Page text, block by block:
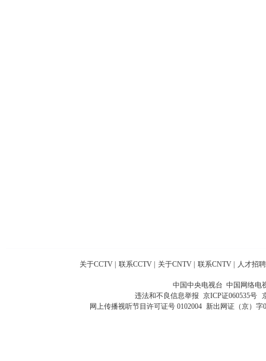
关于CCTV 联系CCTV 关于CNTV 联系CNTV 人才招聘
中国中央电视台 中国网络电
违法和不良信息举报 京ICP证060535号
网上传播视听节目许可证号 0102004 新出网证（京）